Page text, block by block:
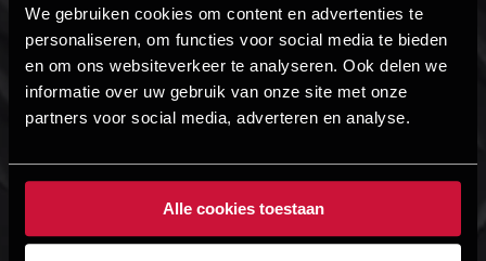
We gebruiken cookies om content en advertenties te
personaliseren, om functies voor social media te bieden
en om ons websiteverkeer te analyseren. Ook delen we
informatie over uw gebruik van onze site met onze
partners voor social media, adverteren en analyse.
Alle cookies toestaan
Trekgewicht verhogen
TREEPLANK OPTIES
Trekhaak
Afneembare trekhaak
Achteruitrijverlichting